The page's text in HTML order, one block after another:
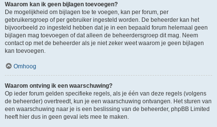
Waarom kan ik geen bijlagen toevoegen?
De mogelijkheid om bijlagen toe te voegen, kan per forum, per
gebruikersgroep of per gebruiker ingesteld worden. De beheerder kan het
bijvoorbeeld zo ingesteld hebben dat je in een bepaald forum helemaal geen
bijlagen mag toevoegen of dat alleen de beheerdersgroep dit mag. Neem
contact op met de beheerder als je niet zeker weet waarom je geen bijlagen
kan toevoegen.
Omhoog
Waarom ontving ik een waarschuwing?
Op ieder forum gelden specifieke regels, als je één van deze regels (volgens
de beheerder) overtreedt, kun je een waarschuwing ontvangen. Het sturen van
een waarschuwing naar je is een beslissing van de beheerder, phpBB Limited
heeft hier dus in geen geval iets mee te maken.